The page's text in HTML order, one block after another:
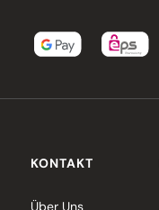
KONTAKT
Über Uns